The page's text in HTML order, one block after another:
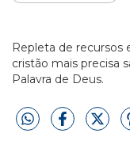
Repleta de recursos
cristão mais precisa
Palavra de Deus.